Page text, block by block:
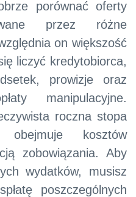
porównać oferty
przez różne
on większość
liczyć kredytobiorca,
prowizje oraz
manipulacyjne.
roczna stopa
obejmuje kosztów
zobowiązania. Aby
wydatków, musisz
poszczególnych